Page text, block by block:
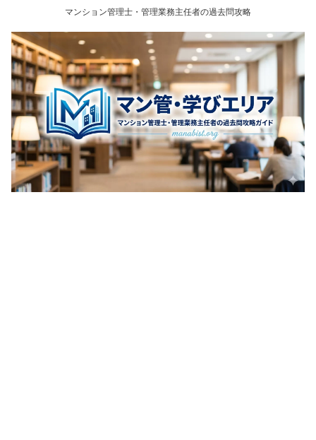
マンション管理士・管理業務主任者の過去問攻略